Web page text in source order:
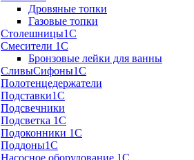
Дровяные топки
Газовые топки
Столешницы1С
Смесители 1С
Бронзовые лейки для ванны
СливыСифоны1С
Полотенцедержатели
Подставки1С
Подсвечники
Подсветка 1С
Подоконники 1С
Поддоны1С
Насосное оборудование 1С